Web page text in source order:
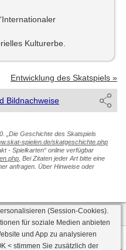
Kulturerbe.
Entwicklung des Skatspiels »
Bildnachweise
„Die Geschichte des Skatspiels
spielen.de/skatgeschichte.php
- Spielkarten“ online verfügbar
, Bei Zitaten jeder Art bitte eine
anfragen. Über Hinweise oder
(Session-Cookies).
für soziale Medien anbieten
und App zu analysieren
< stimmen Sie zusätzlich der